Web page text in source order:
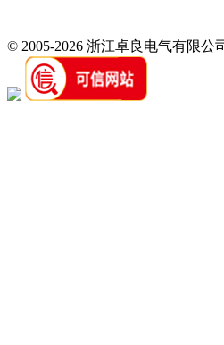
© 2005-2026 浙江卓良电气有限